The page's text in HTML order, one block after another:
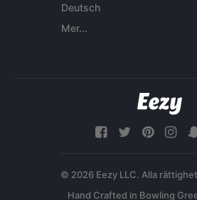
Deutsch
Mer...
© 2026 Eezy LLC. Alla